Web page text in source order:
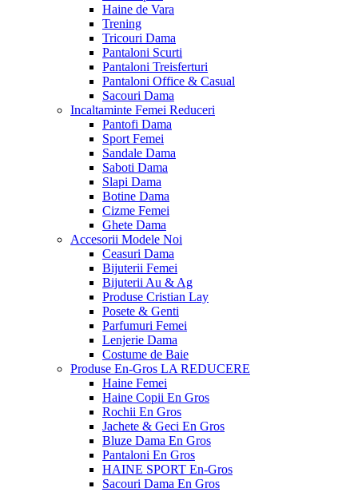
Haine de Vara
Trening
Tricouri Dama
Pantaloni Scurti
Pantaloni Treisferturi
Pantaloni Office & Casual
Sacouri Dama
Incaltaminte Femei Reduceri
Pantofi Dama
Sport Femei
Sandale Dama
Saboti Dama
Slapi Dama
Botine Dama
Cizme Femei
Ghete Dama
Accesorii Modele Noi
Ceasuri Dama
Bijuterii Femei
Bijuterii Au & Ag
Produse Cristian Lay
Posete & Genti
Parfumuri Femei
Lenjerie Dama
Costume de Baie
Produse En-Gros LA REDUCERE
Haine Femei
Haine Copii En Gros
Rochii En Gros
Jachete & Geci En Gros
Bluze Dama En Gros
Pantaloni En Gros
HAINE SPORT En-Gros
Sacouri Dama En Gros